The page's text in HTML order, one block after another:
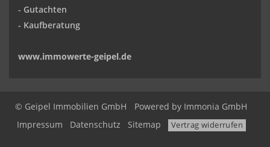
- Gutachten
- Kaufberatung
www.immowerte-geipel.de
© Geipel Immobilien GmbH Powered by Immonia GmbH
Impressum
Datenschutz Sitemap Vertrag widerrufen